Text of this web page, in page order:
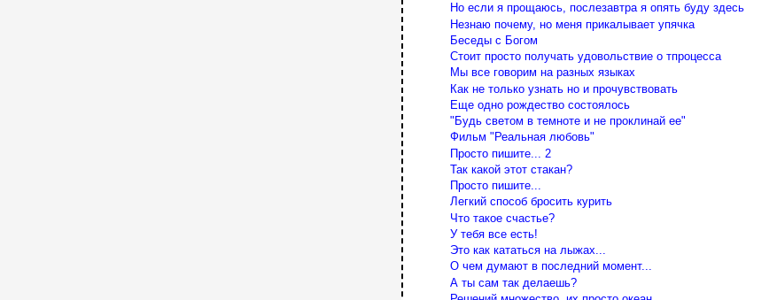
Но если я прощаюсь, послезавтра я опять буду здесь
Незнаю почему, но меня прикалывает упячка
Беседы с Богом
Стоит просто получать удовольствие о тпроцесса
Мы все говорим на разных языках
Как не только узнать но и прочувствовать
Еще одно рождество состоялось
"Будь светом в темноте и не проклинай ее"
Фильм "Реальная любовь"
Просто пишите... 2
Так какой этот стакан?
Просто пишите...
Легкий способ бросить курить
Что такое счастье?
У тебя все есть!
Это как кататься на лыжах...
О чем думают в последний момент...
А ты сам так делаешь?